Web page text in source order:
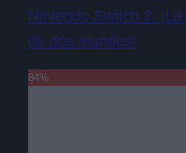
Nintendo Switch 2.
de dos mundos!
84%